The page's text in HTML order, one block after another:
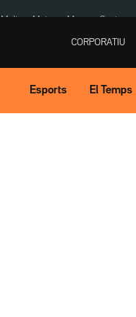
Multa a Meta Menors Ceuta
CORPORATIU
Esports El Temps